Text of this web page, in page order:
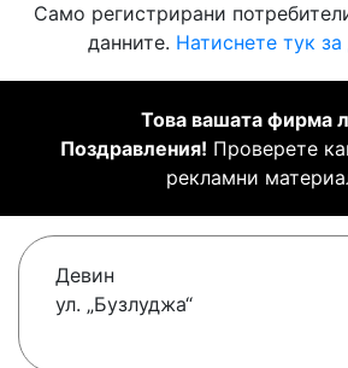
Само регистрирани
данните. Натиснете тук
Това вашата фирма
Поздравления! Проверете
рекламни
Девин
ул. „Бузлуджа“